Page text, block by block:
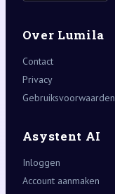
Over Lumila
Contact
Privacy
Gebruiksvoorwaarden
Asystent AI
Inloggen
Account aanmaken